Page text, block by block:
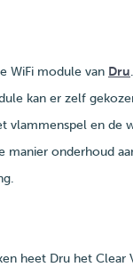
WiFi module van Dru
kan er zelf
en de
onderhoud
heet Dru het Clear